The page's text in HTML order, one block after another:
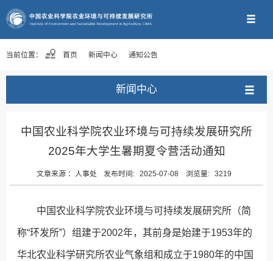
当前位置： 首页 新闻中心 通知公告
新闻中心
中国农业科学院农业环境与可持续发展研究所
2025年大学生暑期夏令营活动通知
文章来源 ： 人事处 发布时间: 2025-07-08 浏览量: 3219
中国农业科学院农业环境与可持续发展研究所（简
称“环发所”）组建于2002年，其前身是始建于1953年的
华北农业科学研究所农业气象组和成立于1980年的中国